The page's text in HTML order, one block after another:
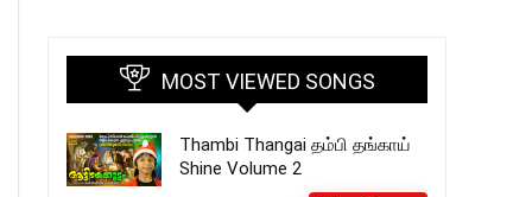
MOST VIEWED SONGS
Thambi Thangai தம்பி தங்காய்
Shine Volume 2